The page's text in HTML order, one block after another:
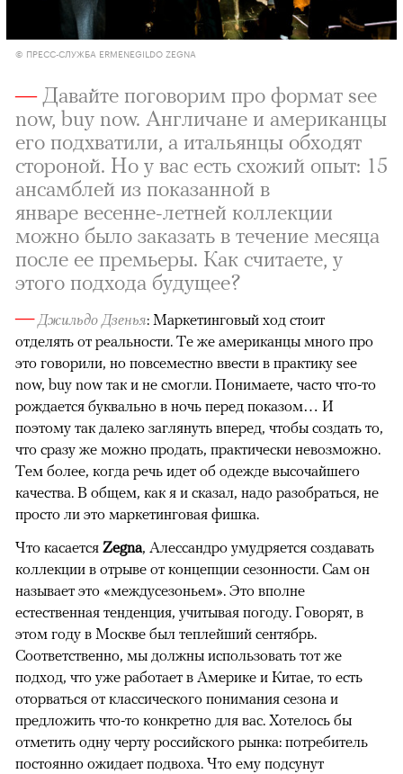
© ПРЕСС-СЛУЖБА ERMENEGILDO ZEGNA
— Давайте поговорим про формат see
now, buy now. Англичане и американцы
его подхватили, а итальянцы обходят
стороной. Но у вас есть схожий опыт: 15
ансамблей из показанной в
январе весенне-летней коллекции
можно было заказать в течение месяца
после ее премьеры. Как считаете, у
этого подхода будущее?
—Джильдо Дзенья: Маркетинговый ход стоит
отделять от реальности. Те же американцы много про
это говорили, но повсеместно ввести в практику see
now, buy now так и не смогли. Понимаете, часто что-то
рождается буквально в ночь перед показом… И
поэтому так далеко заглянуть вперед, чтобы создать то,
что сразу же можно продать, практически невозможно.
Тем более, когда речь идет об одежде высочайшего
качества. В общем, как я и сказал, надо разобраться, не
просто ли это маркетинговая фишка.
Что касается Zegna, Алессандро умудряется создавать
коллекции в отрыве от концепции сезонности. Сам он
называет это «междусезоньем». Это вполне
естественная тенденция, учитывая погоду. Говорят, в
этом году в Москве был теплейший сентябрь.
Соответственно, мы должны использовать тот же
подход, что уже работает в Америке и Китае, то есть
оторваться от классического понимания сезона и
предложить что-то конкретно для вас. Хотелось бы
отметить одну черту российского рынка: потребитель
постоянно ожидает подвоха. Что ему подсунут